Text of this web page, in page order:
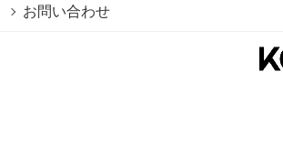
お問い合わせ